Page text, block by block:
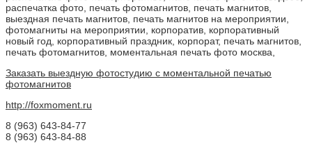
Заказать выездную фотостудию с моментальной печатью
фотомагнитов
http://foxmoment.ru
8 (963) 643-84-77
8 (963) 643-84-88